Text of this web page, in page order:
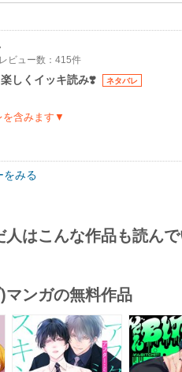
ビュー数：415件
しくイッキ読み❣️ ネタバレ
を含みます▼
をみる
人はこんな作品も読ん
マンガの無料作品